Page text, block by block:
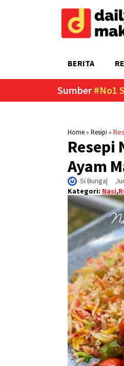
BERITA
Sumber #No1
Home» Resipi »
Resepi
Ayam
Si Bunga|
Kategori: Nasi,